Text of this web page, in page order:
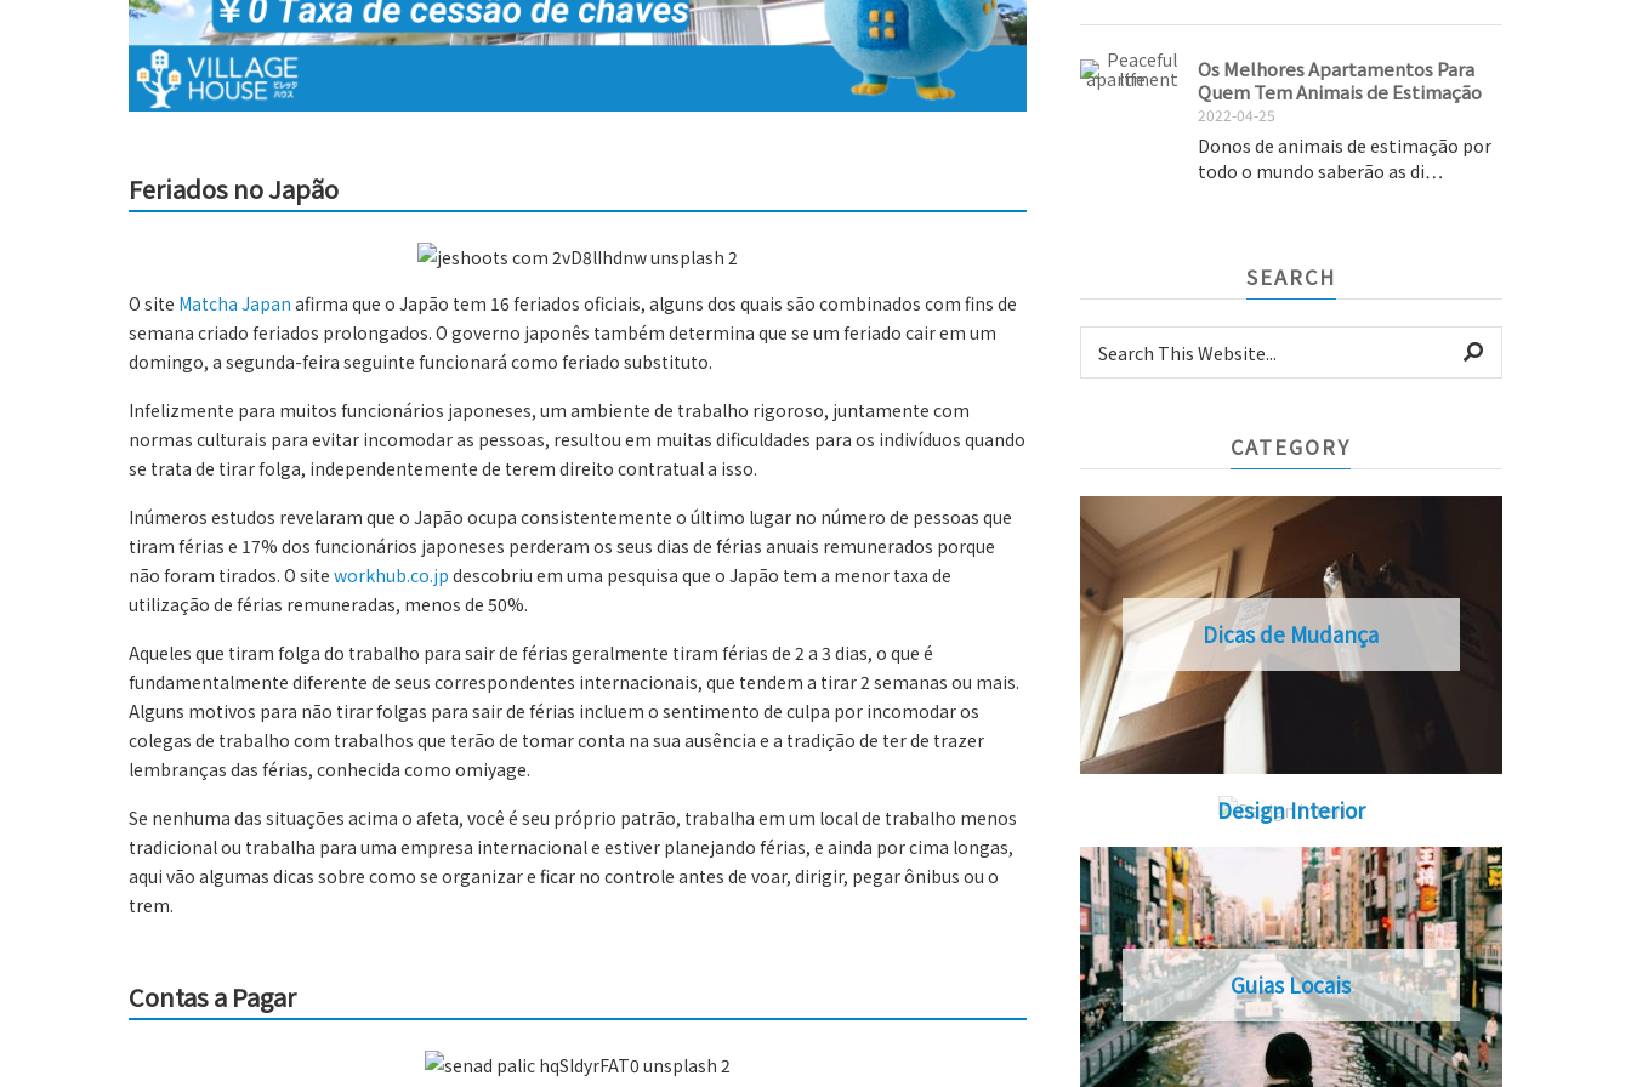
Feriados no Japão
O site Matcha Japan afirma que o Japão tem 16 feriados oficiais, alguns dos quais são combinados com fins de
semana criado feriados prolongados. O governo japonês também determina que se um feriado cair em um
domingo, a segunda-feira seguinte funcionará como feriado substituto.
Infelizmente para muitos funcionários japoneses, um ambiente de trabalho rigoroso, juntamente com
normas culturais para evitar incomodar as pessoas, resultou em muitas dificuldades para os indivíduos quando
se trata de tirar folga, independentemente de terem direito contratual a isso.
Inúmeros estudos revelaram que o Japão ocupa consistentemente o último lugar no número de pessoas que
tiram férias e 17% dos funcionários japoneses perderam os seus dias de férias anuais remunerados porque
não foram tirados. O site workhub.co.jp descobriu em uma pesquisa que o Japão tem a menor taxa de
utilização de férias remuneradas, menos de 50%.
Aqueles que tiram folga do trabalho para sair de férias geralmente tiram férias de 2 a 3 dias, o que é
fundamentalmente diferente de seus correspondentes internacionais, que tendem a tirar 2 semanas ou mais.
Alguns motivos para não tirar folgas para sair de férias incluem o sentimento de culpa por incomodar os
colegas de trabalho com trabalhos que terão de tomar conta na sua ausência e a tradição de ter de trazer
lembranças das férias, conhecida como omiyage.
Se nenhuma das situações acima o afeta, você é seu próprio patrão, trabalha em um local de trabalho menos
tradicional ou trabalha para uma empresa internacional e estiver planejando férias, e ainda por cima longas,
aqui vão algumas dicas sobre como se organizar e ficar no controle antes de voar, dirigir, pegar ônibus ou o
trem.
Contas a Pagar
Os Melhores Apartamentos Para
Quem Tem Animais de Estimação
2022-04-25
Donos de animais de estimação por
todo o mundo saberão as di…
SEARCH
CATEGORY
Dicas de Mudança
Design Interior
Guias Locais